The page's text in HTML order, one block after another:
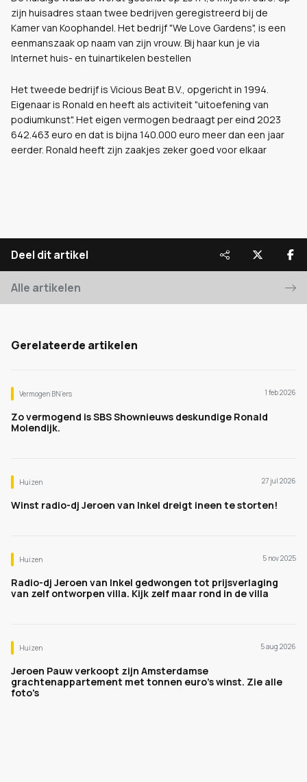
zijn huisadres staan twee bedrijven geregistreerd bij de
Kamer van Koophandel. Het bedrijf "We Love Gardens", is een
eenmanszaak op naam van zijn vrouw. Bij haar kun je via
Internet huis- en tuinartikelen bestellen
Het tweede bedrijf is Vicious Beat B.V., opgericht in 1994.
Eigenaar is Ronald en heeft als activiteit "uitoefening van
podiumkunst". Het eigen vermogen bedraagt per eind 2023
642.463 euro en dat is bijna 140.000 euro meer dan een jaar
eerder. Ronald heeft zijn zaakjes zeker goed voor elkaar
Deel dit artikel
Alle artikelen
Gerelateerde artikelen
Vermogen BN’ers 1 feb 2026
Zo vermogend is SBS Shownieuws deskundige Ronald
Molendijk.
Huizen 27 jul 2026
Winst radio-dj Jeroen van Inkel dreigt ineen te storten!
Huizen 5 nov 2025
Radio-dj Jeroen van Inkel gedwongen tot prijsverlaging
van zelf ontworpen villa. Kijk zelf maar rond in de villa
Huizen 5 aug 2026
Jeroen Pauw verkoopt zijn Amsterdamse
grachtenappartement met tonnen euro's winst. Zie alle
foto's